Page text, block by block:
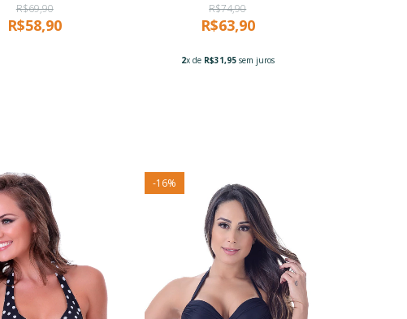
R$69,90
R$58,90
R$74,90
R$63,90
2x de R$31,95sem juros
-16%